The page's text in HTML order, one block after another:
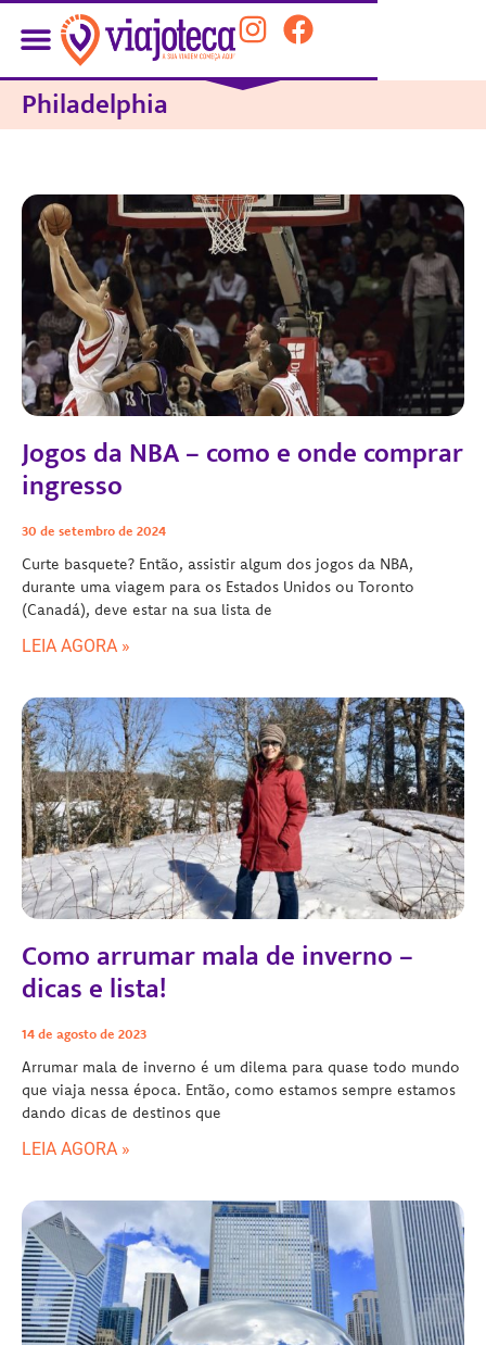
Philadelphia
Jogos da NBA – como e onde comprar
ingresso
30 de setembro de 2024
Curte basquete? Então, assistir algum dos jogos da NBA,
durante uma viagem para os Estados Unidos ou Toronto
(Canadá), deve estar na sua lista de
LEIA AGORA »
Como arrumar mala de inverno –
dicas e lista!
14 de agosto de 2023
Arrumar mala de inverno é um dilema para quase todo mundo
que viaja nessa época. Então, como estamos sempre estamos
dando dicas de destinos que
LEIA AGORA »